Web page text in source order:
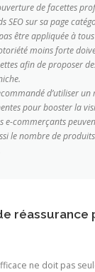
de facettes
SEO sur sa page
être appliquée à tous
moins forte
afin de proposer
d’utiliser
pour booster la
e-commerçants
le nombre de
réassurance
ne doit pas